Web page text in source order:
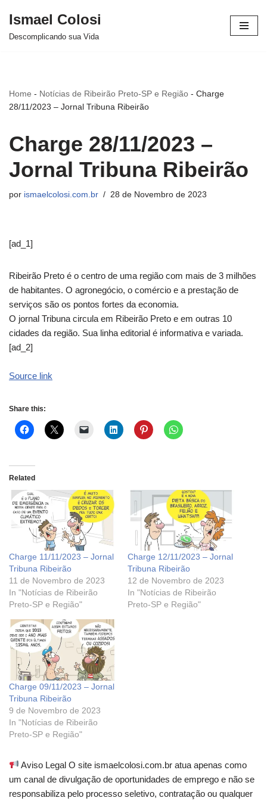
Avançar
Ismael Colosi
Descomplicando sua Vida
Home - Notícias de Ribeirão Preto-SP e Região - Charge
28/11/2023 – Jornal Tribuna Ribeirão
Charge 28/11/2023 –
Jornal Tribuna Ribeirão
por ismaelcolosi.com.br 28 de Novembro de 2023
[ad_1]
Ribeirão Preto é o centro de uma região com mais de 3 milhões
de habitantes. O agronegócio, o comércio e a prestação de
serviços são os pontos fortes da economia.
O jornal Tribuna circula em Ribeirão Preto e em outras 10
cidades da região. Sua linha editorial é informativa e variada.
[ad_2]
Source link
Share this:
Related
Charge 11/11/2023 – Jornal
Tribuna Ribeirão
11 de Novembro de 2023
In "Notícias de Ribeirão
Preto-SP e Região"
Charge 12/11/2023 – Jornal
Tribuna Ribeirão
12 de Novembro de 2023
In "Notícias de Ribeirão
Preto-SP e Região"
Charge 09/11/2023 – Jornal
Tribuna Ribeirão
9 de Novembro de 2023
In "Notícias de Ribeirão
Preto-SP e Região"
Aviso Legal O site ismaelcolosi.com.br atua apenas como
um canal de divulgação de oportunidades de emprego e não se
responsabiliza pelo processo seletivo, contratação ou qualquer